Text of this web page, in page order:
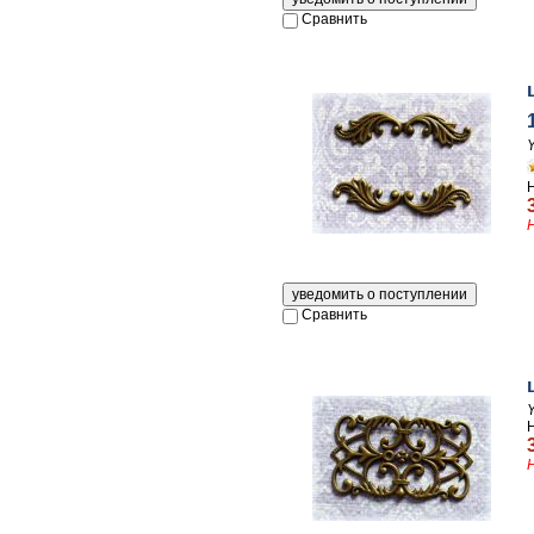
Сравнить
Сравнить